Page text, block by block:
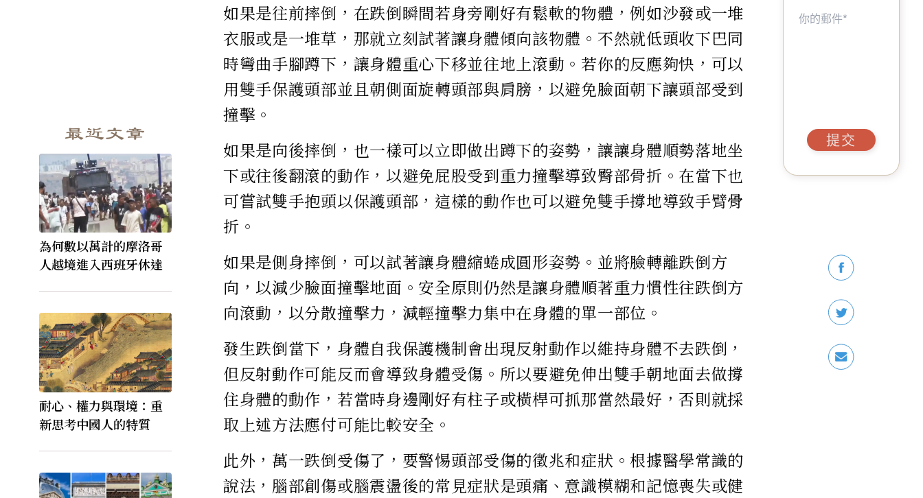
最近文章
為何數以萬計的摩洛哥
人越境進入西班牙休達
耐心、權力與環境：重
新思考中國人的特質
如果是往前摔倒，在跌倒瞬間若身旁剛好有鬆軟的物體，例如沙發或一堆
衣服或是一堆草，那就立刻試著讓身體傾向該物體。不然就低頭收下巴同
時彎曲手腳蹲下，讓身體重心下移並往地上滾動。若你的反應夠快，可以
用雙手保護頭部並且朝側面旋轉頭部與肩膀，以避免臉面朝下讓頭部受到
撞擊。
如果是向後摔倒，也一樣可以立即做出蹲下的姿勢，讓讓身體順勢落地坐
下或往後翻滾的動作，以避免屁股受到重力撞擊導致臀部骨折。在當下也
可嘗試雙手抱頭以保護頭部，這樣的動作也可以避免雙手撐地導致手臂骨
折。
如果是側身摔倒，可以試著讓身體縮蜷成圓形姿勢。並將臉轉離跌倒方
向，以減少臉面撞擊地面。安全原則仍然是讓身體順著重力慣性往跌倒方
向滾動，以分散撞擊力，減輕撞擊力集中在身體的單一部位。
發生跌倒當下，身體自我保護機制會出現反射動作以維持身體不去跌倒，
但反射動作可能反而會導致身體受傷。所以要避免伸出雙手朝地面去做撐
住身體的動作，若當時身邊剛好有柱子或橫桿可抓那當然最好，否則就採
取上述方法應付可能比較安全。
此外，萬一跌倒受傷了，要警惕頭部受傷的徵兆和症狀。根據醫學常識的
說法，腦部創傷或腦震盪後的常見症狀是頭痛、意識模糊和記憶喪失或健
提交